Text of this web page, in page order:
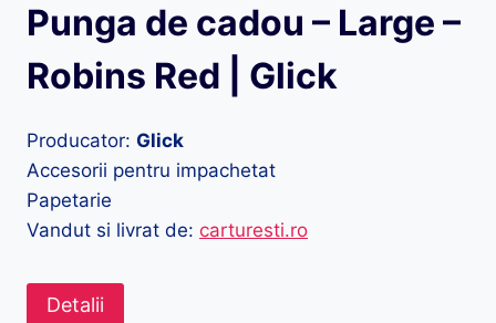
Punga de cadou – Large –
Robins Red | Glick
Producator: Glick
Accesorii pentru impachetat
Papetarie
Vandut si livrat de: carturesti.ro
Detalii